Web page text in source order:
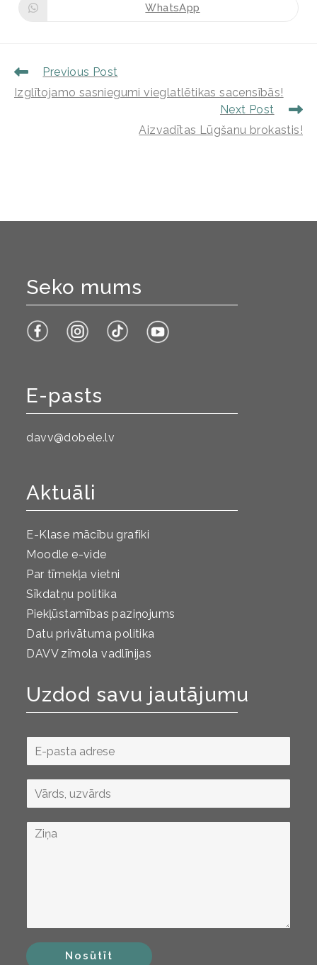
WhatsApp
Previous Post
Izglītojamo sasniegumi vieglatlētikas sacensībās!
Next Post
Aizvadītas Lūgšanu brokastis!
Seko mums
E-pasts
davv@dobele.lv
Aktuāli
E-Klase mācību grafiki
Moodle e-vide
Par tīmekļa vietni
Sīkdatņu politika
Piekļūstamības paziņojums
Datu privātuma politika
DAVV zīmola vadlīnijas
Uzdod savu jautājumu
Nosūtīt